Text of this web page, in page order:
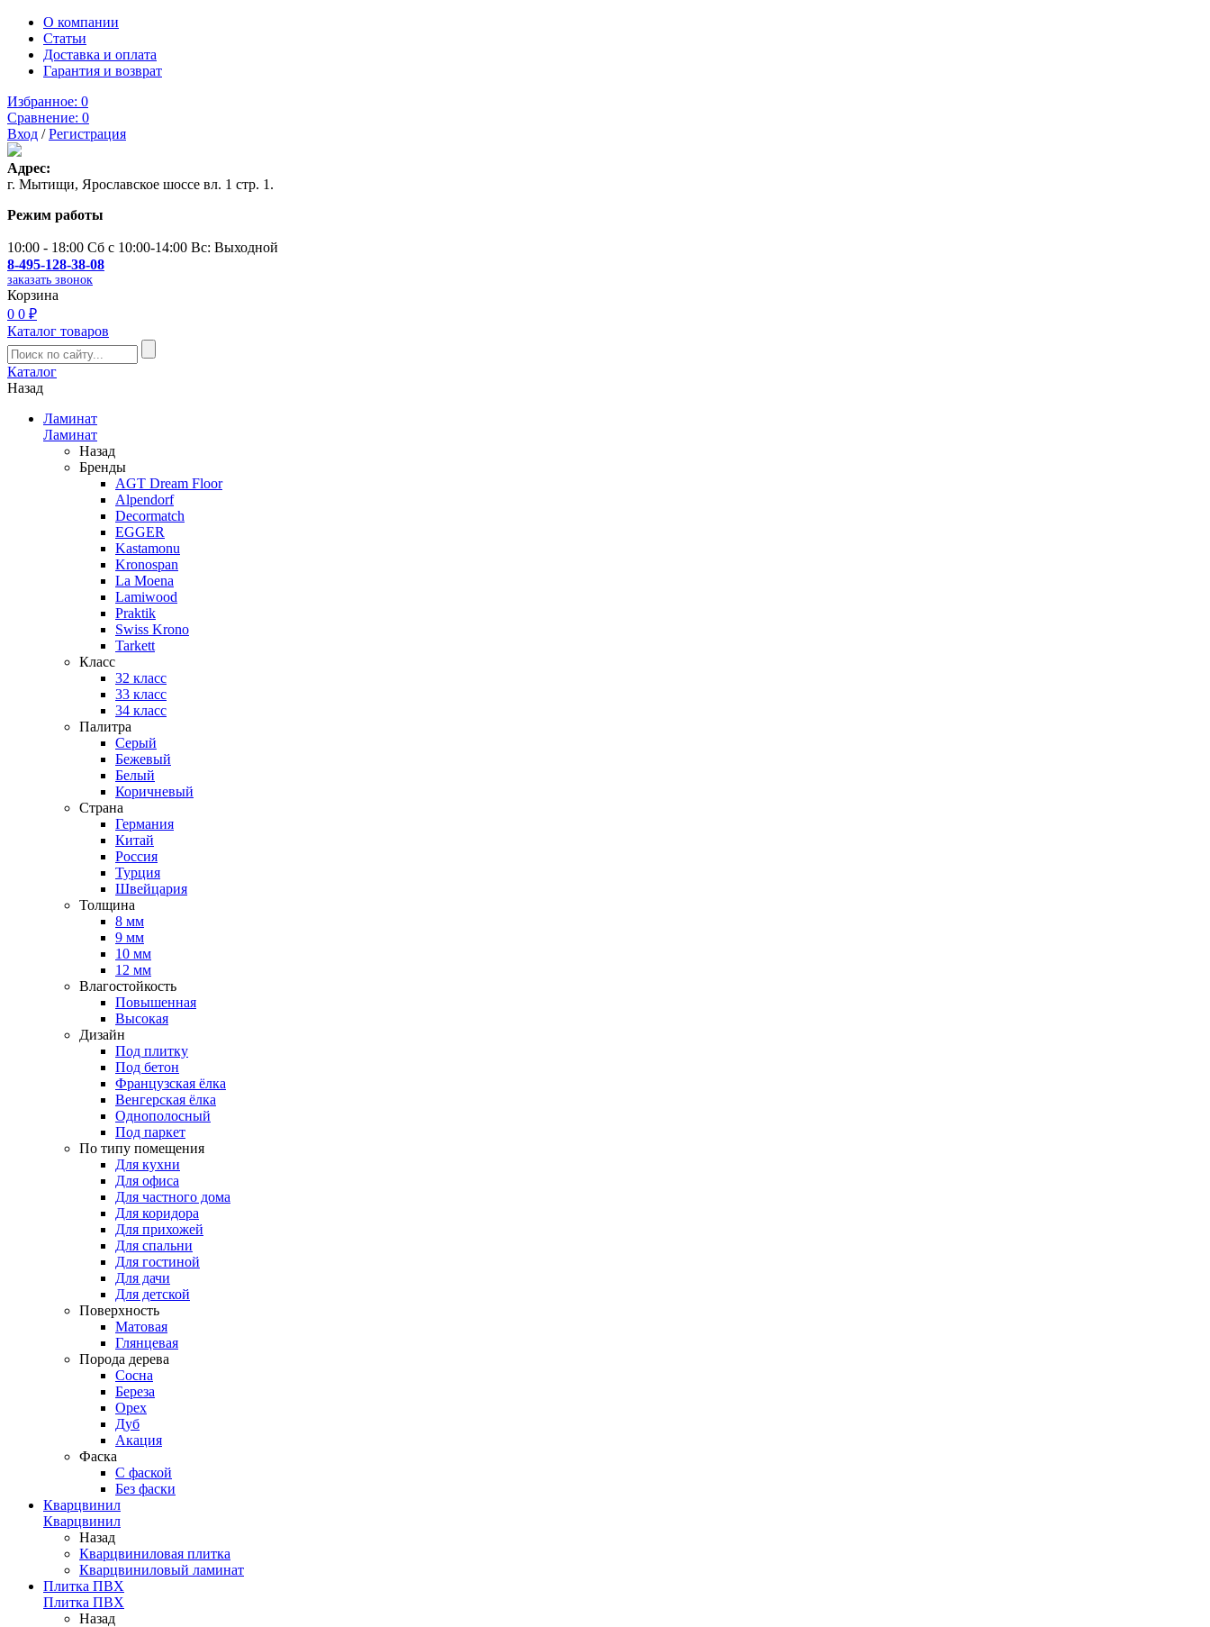
О компании
Статьи
Доставка и оплата
Гарантия и возврат
Избранное: 0
Сравнение: 0
Вход /Регистрация
Адрес:
г. Мытищи, Ярославское шоссе вл. 1 стр. 1.
Режим работы
10:00 - 18:00 Сб с 10:00-14:00 Вс: Выходной
8-495-128-38-08
заказать звонок
Корзина
0 0 ₽
Каталог товаров
Каталог
Назад
Ламинат
Ламинат
Назад
Бренды
AGT Dream Floor
Alpendorf
Decormatch
EGGER
Kastamonu
Kronospan
La Moena
Lamiwood
Praktik
Swiss Krono
Tarkett
Класс
32 класс
33 класс
34 класс
Палитра
Серый
Бежевый
Белый
Коричневый
Страна
Германия
Китай
Россия
Турция
Швейцария
Толщина
8 мм
9 мм
10 мм
12 мм
Влагостойкость
Повышенная
Высокая
Дизайн
Под плитку
Под бетон
Французская ёлка
Венгерская ёлка
Однополосный
Под паркет
По типу помещения
Для кухни
Для офиса
Для частного дома
Для коридора
Для прихожей
Для спальни
Для гостиной
Для дачи
Для детской
Поверхность
Матовая
Глянцевая
Порода дерева
Сосна
Береза
Орех
Дуб
Акация
Фаска
С фаской
Без фаски
Кварцвинил
Кварцвинил
Назад
Кварцвиниловая плитка
Кварцвиниловый ламинат
Плитка ПВХ
Плитка ПВХ
Назад